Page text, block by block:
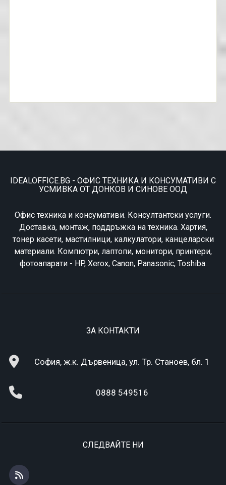
IDEALOFFICE.BG - ОФИС ТЕХНИКА И КОНСУМАТИВИ С
УСМИВКА ОТ ДОНКОВ И СИНОВЕ ООД
Офис техника и консумативи. Консултантски услуги.
Доставка, монтаж, поддръжка на техника. Хартия,
тонер касети, мастилници, калкулатори, канцеларски
материали. Компютри, лаптопи, монитори, принтери,
фотоапарати - HP, Xerox, Canon, Panasonic, Toshiba.
ЗА КОНТАКТИ
София, ж.к. Дървеница, ул. Тр. Станоев, бл. 1
0888 549516
СЛЕДВАЙТЕ НИ